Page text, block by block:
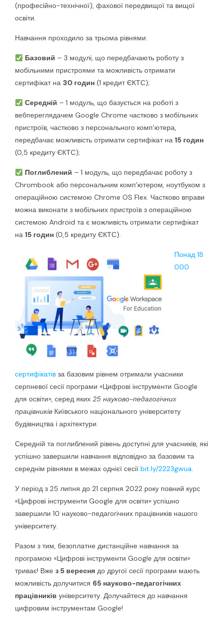
(професійно-технічної), фахової передвищої та вищої
освіти.
Навчання проходило за трьома рівнями:
Базовий – 3 модулі, що передбачають роботу з
мобільними пристроями та можливість отримати
сертифікат на 30 годин (1 кредит ЄКТС);
Середній – 1 модуль, що базується на роботі з
вебпереглядачем Google Chrome частково з мобільних
пристроїв, частково з персонального комп’ютера,
передбачає можливість отримати сертифікат на 15 годин
(0,5 кредиту ЄКТС);
Поглиблений – 1 модуль, що передбачає роботу з
Chrombook або персональним комп’ютером, ноутбуком з
операційною системою Chrome OS Flex. Частково вправи
можна виконати з мобільних пристроїв з операційною
системою Android та є можливість отримати сертифікат
на 15 годин (0,5 кредиту ЄКТС).
Понад 18
000
сертифікатів за базовим рівнем отримали учасники
серпневої сесії програми «Цифрові інструменти Google
для освіти», серед яких 25 науково-педагогічних
працівників Київського національного університету
будівництва і архітектури.
Середній та поглиблений рівень доступні для учасників, які
успішно завершили навчання відповідно за базовим та
середнім рівнями в межах однієї сесії bit.ly/2223gwua.
У період з 25 липня до 21 серпня 2022 року повний курс
«Цифрові інструменти Google для освіти» успішно
завершили 10 науково-педагогічних працівників нашого
університету.
Разом з тим, безоплатне дистанційне навчання за
програмою «Цифрові інструменти Google для освіти»
триває! Вже з 5 вересня до другої сесії програми мають
можливість долучитися 65 науково-педагогічних
працівників університету. Долучайтеся до навчання
цифровим інструментам Google!